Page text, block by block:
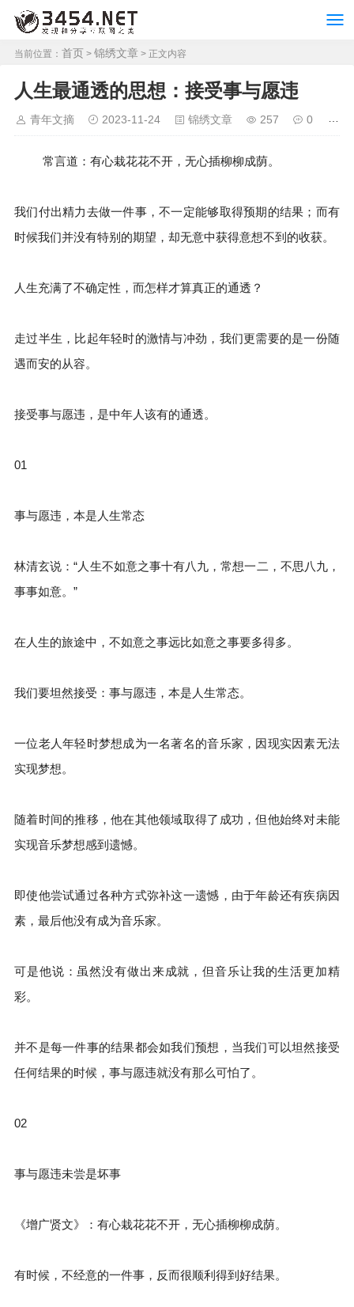
当前位置： 首页 > 锦绣文章 > 正文内容
人生最通透的思想：接受事与愿违
青年文摘 2023-11-24 锦绣文章 257 0
常言道：有心栽花花不开，无心插柳柳成荫。
我们付出精力去做一件事，不一定能够取得预期的结果；而有
时候我们并没有特别的期望，却无意中获得意想不到的收获。
人生充满了不确定性，而怎样才算真正的通透？
走过半生，比起年轻时的激情与冲劲，我们更需要的是一份随
遇而安的从容。
接受事与愿违，是中年人该有的通透。
01
事与愿违，本是人生常态
林清玄说：“人生不如意之事十有八九，常想一二，不思八九，
事事如意。”
在人生的旅途中，不如意之事远比如意之事要多得多。
我们要坦然接受：事与愿违，本是人生常态。
一位老人年轻时梦想成为一名著名的音乐家，因现实因素无法
实现梦想。
随着时间的推移，他在其他领域取得了成功，但他始终对未能
实现音乐梦想感到遗憾。
即使他尝试通过各种方式弥补这一遗憾，由于年龄还有疾病因
素，最后他没有成为音乐家。
可是他说：虽然没有做出来成就，但音乐让我的生活更加精
彩。
并不是每一件事的结果都会如我们预想，当我们可以坦然接受
任何结果的时候，事与愿违就没有那么可怕了。
02
事与愿违未尝是坏事
《增广贤文》：有心栽花花不开，无心插柳柳成荫。
有时候，不经意的一件事，反而很顺利得到好结果。